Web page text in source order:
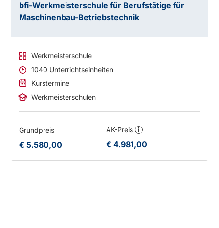
bfi-Werkmeisterschule für Berufstätige für
Maschinenbau-Betriebstechnik
Werkmeisterschule
1040 Unterrichtseinheiten
Kurstermine
Werkmeisterschulen
Grundpreis
€ 5.580,00
AK-Preis i
€ 4.981,00